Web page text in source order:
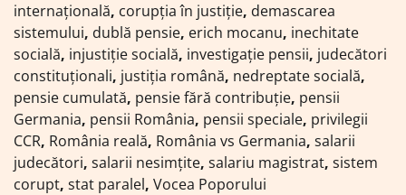
internațională, corupția în justiție, demascarea
sistemului, dublă pensie, erich mocanu, inechitate
socială, injustiție socială, investigație pensii, judecători
constituționali, justiția română, nedreptate socială,
pensie cumulată, pensie fără contribuție, pensii
Germania, pensii România, pensii speciale, privilegii
CCR, România reală, România vs Germania, salarii
judecători, salarii nesimțite, salariu magistrat, sistem
corupt, stat paralel, Vocea Poporului